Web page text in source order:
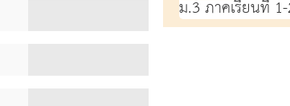
ม.3 ภาคเรียนที่